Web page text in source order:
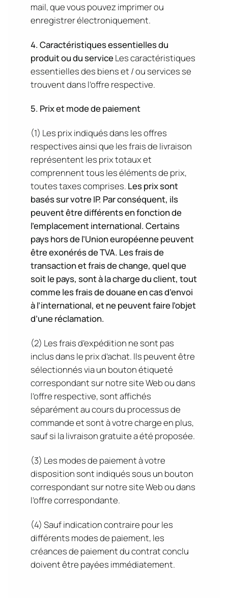
mail, que vous pouvez imprimer ou
enregistrer électroniquement.
4. Caractéristiques essentielles du
produit ou du serviceLes caractéristiques
essentielles des biens et / ou services se
trouvent dans l’offre respective.
5. Prix et mode de paiement
(1) Les prix indiqués dans les offres
respectives ainsi que les frais de livraison
représentent les prix totaux et
comprennent tous les éléments de prix,
toutes taxes comprises. Les prix sont
basés sur votre IP. Par conséquent, ils
peuvent être différents en fonction de
l’emplacement international. Certains
pays hors de l’Union européenne peuvent
être exonérés de TVA. Les frais de
transaction et frais de change, quel que
soit le pays, sont à la charge du client, tout
comme les frais de douane en cas d’envoi
à l’international, et ne peuvent faire l’objet
d’une réclamation.
(2) Les frais d’expédition ne sont pas
inclus dans le prix d’achat. Ils peuvent être
sélectionnés via un bouton étiqueté
correspondant sur notre site Web ou dans
l’offre respective, sont affichés
séparément au cours du processus de
commande et sont à votre charge en plus,
sauf si la livraison gratuite a été proposée.
(3) Les modes de paiement à votre
disposition sont indiqués sous un bouton
correspondant sur notre site Web ou dans
l’offre correspondante.
(4) Sauf indication contraire pour les
différents modes de paiement, les
créances de paiement du contrat conclu
doivent être payées immédiatement.